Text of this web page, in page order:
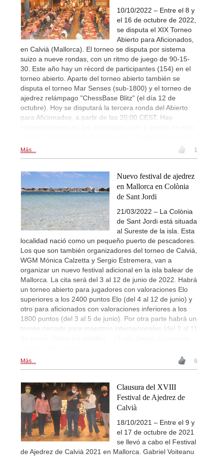
10/10/2022 – Entre el 8 y
el 16 de octubre de 2022,
se disputa el XIX Torneo
Abierto para Aficionados,
en Calvià (Mallorca). El torneo se disputa por sistema
suizo a nueve rondas, con un ritmo de juego de 90-15-
30. Este año hay un récord de participantes (154) en el
torneo abierto. Aparte del torneo abierto también se
disputa el torneo Mar Senses (sub-1800) y el torneo de
ajedrez relámpago "ChessBase Blitz" (el día 12 de
octubre). Hoy se disputará la tercera ronda del Abierto
para Aficionados, a partir de las 20:00 CEST. Hay
Más... 1
Nuevo festival de ajedrez
en Mallorca en Colònia
de Sant Jordi
21/03/2022 – La Colònia
de Sant Jordi está situada
al Sureste de la isla. Esta
localidad nació como un pequeño puerto de pescadores.
Los que son también organizadores del torneo de Calviá,
WGM Mónica Calzetta y Sergio Estremera, van a
organizar un nuevo festival adicional en la isla balear de
Mallorca. La cita será del 3 al 12 de junio de 2022. Habrá
un torneo abierto para jugadores con valoraciones Elo
superiores a los 2400 puntos Elo (del 4 al 12 de junio) y
otro para aficionados con valoraciones inferiores a los
1800 puntos (del 3 al 5 de junio). Por otra parte habrá un
torneo cerrado para maestros internacionales (del 3 al 11
Más... 6
Clausura del XVIII
Festival de Ajedrez de
Calvià
18/10/2021 – Entre el 9 y
el 17 de octubre de 2021
se llevó a cabo el Festival
de Ajedrez de Calvià 2021 en Mallorca. Gabriel Voiteanu